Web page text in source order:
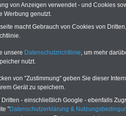
aus der öffentlichen
Dienst erneut vertagt -
und sparen:
-
Vergleich Gesetzliche
von Anzeigen verwendet - und Cookies
Werbung genutzt.
macht Gebrauch von Cookies von
unsere Datenschutzrichtlinie, um mehr
nutzt.
von "Zustimmung" geben Sie dieser
Gerät zu speichern.
- einschließlich Google - ebenfalls
"Datenschutzerklärung &